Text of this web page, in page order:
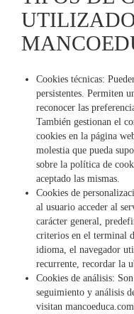
Cookies técnicas:
persistentes. Permiten
reconocer las
También gestionan el
cookies en la página
molestia que pueda
sobre la política de
aceptado las mismas.
Cookies de
al usuario acceder al
carácter general,
criterios en el terminal
idioma, el navegador
recurrente, recordar la
Cookies de análisis:
seguimiento y análisis
visitan